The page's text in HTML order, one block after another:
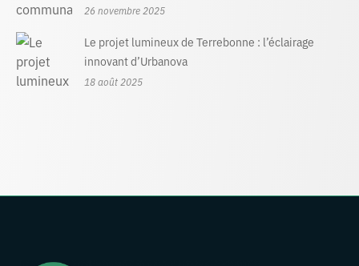
26 novembre 2025
Le projet lumineux de Terrebonne : l’éclairage
innovant d’Urbanova
18 août 2025